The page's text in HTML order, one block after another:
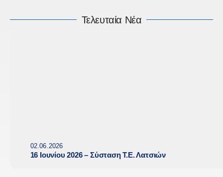
Τελευταία Νέα
02.06.2026
16 Ιουνίου 2026 – Σύσταση Τ.Ε. Λατσιών